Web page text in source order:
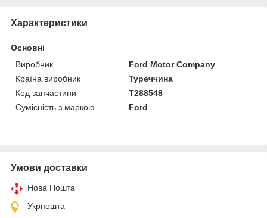
Характеристики
Основні
Виробник
Ford Motor Company
Країна виробник
Туреччина
Код запчастини
T288548
Сумісність з маркою
Ford
Умови доставки
Нова Пошта
Укрпошта